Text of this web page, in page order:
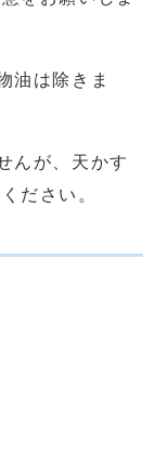
油は除きま
んが、天かす
ださい。